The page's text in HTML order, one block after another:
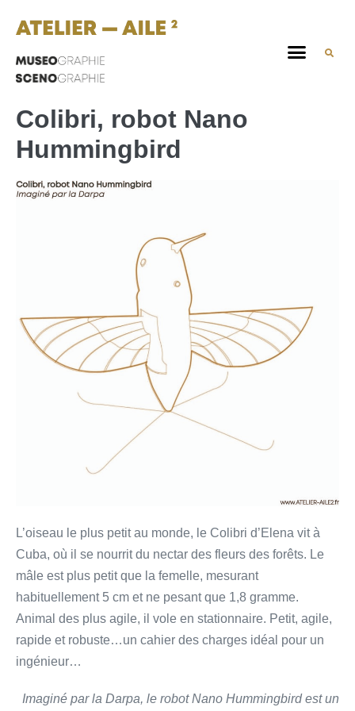
Colibri, robot Nano
Hummingbird
L’oiseau le plus petit au monde, le Colibri d’Elena vit à
Cuba, où il se nourrit du nectar des fleurs des forêts. Le
mâle est plus petit que la femelle, mesurant
habituellement 5 cm et ne pesant que 1,8 gramme.
Animal des plus agile, il vole en stationnaire. Petit, agile,
rapide et robuste…un cahier des charges idéal pour un
ingénieur…
Imaginé par la Darpa, le robot Nano Hummingbirdest un